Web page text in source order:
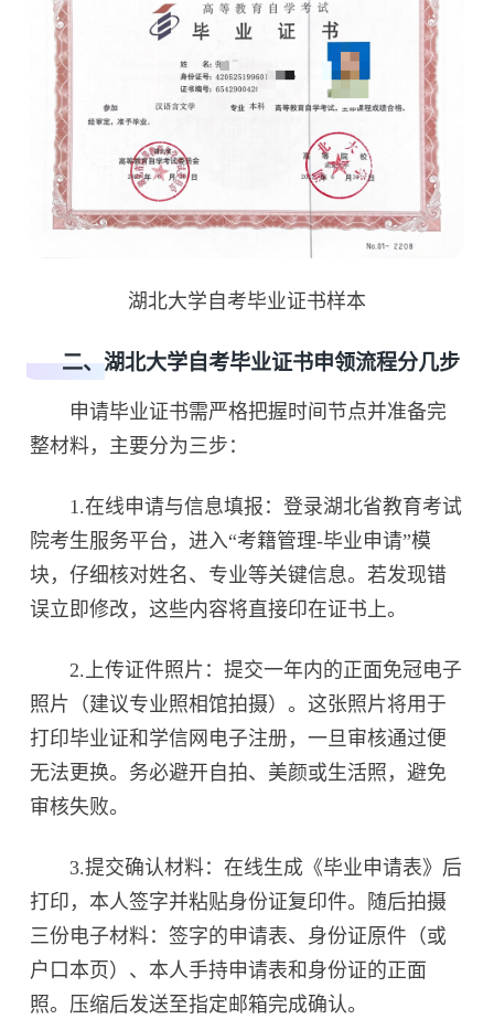
湖北大学自考毕业证书样本
二、湖北大学自考毕业证书申领流程分几步
申请毕业证书需严格把握时间节点并准备完
整材料，主要分为三步：
1.在线申请与信息填报：登录湖北省教育考试
院考生服务平台，进入“考籍管理-毕业申请”模
块，仔细核对姓名、专业等关键信息。若发现错
误立即修改，这些内容将直接印在证书上。
2.上传证件照片：提交一年内的正面免冠电子
照片（建议专业照相馆拍摄）。这张照片将用于
打印毕业证和学信网电子注册，一旦审核通过便
无法更换。务必避开自拍、美颜或生活照，避免
审核失败。
3.提交确认材料：在线生成《毕业申请表》后
打印，本人签字并粘贴身份证复印件。随后拍摄
三份电子材料：签字的申请表、身份证原件（或
户口本页）、本人手持申请表和身份证的正面
照。压缩后发送至指定邮箱完成确认。